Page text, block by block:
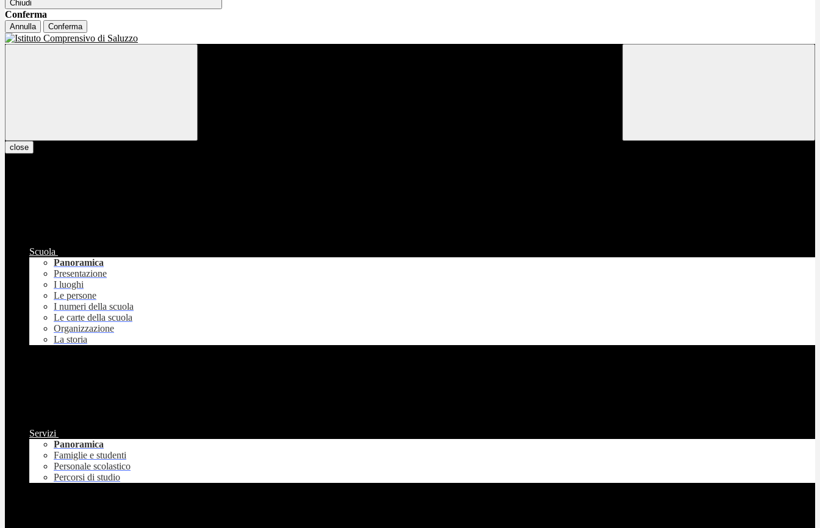
Chiudi
Conferma
Annulla Conferma
close
Scuola
Panoramica
Presentazione
I luoghi
Le persone
I numeri della scuola
Le carte della scuola
Organizzazione
La storia
Servizi
Panoramica
Famiglie e studenti
Personale scolastico
Percorsi di studio